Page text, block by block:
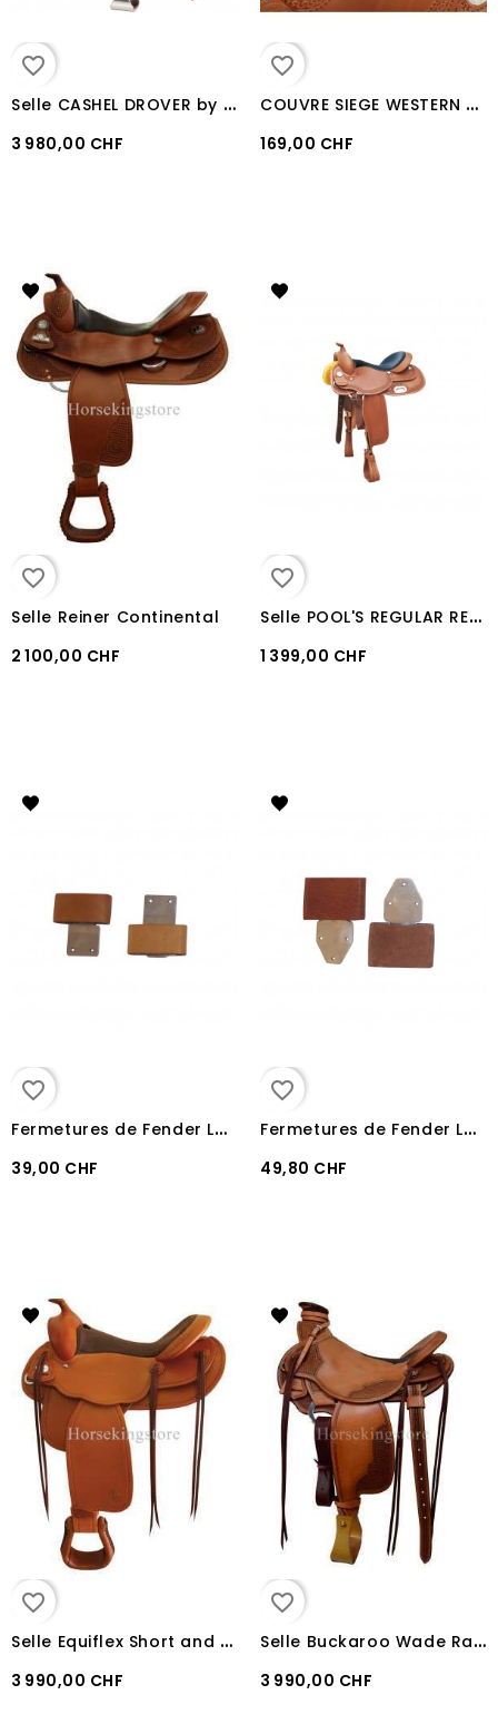
favorite_border
S
elle CASHEL DROVER by Martin
3 980,00 CHF
favorite_border
C
OUVRE SIEGE WESTERN THERAPEUTIQUE GEL ACAVALLO "ORTHO-COCCYX"
169,00 CHF
favorite_border
Selle Reiner Continental
2 100,00 CHF
favorite_border
S
elle POOL'S REGULAR REINER 1010
1 399,00 CHF
favorite_border
F
ermetures de Fender Lakota Small
39,00 CHF
favorite_border
F
ermetures de Fender Lakota Large
49,80 CHF
favorite_border
S
elle Equiflex Short and Wide X Full N148
3 990,00 CHF
favorite_border
S
elle Buckaroo Wade Ranch
3 990,00 CHF